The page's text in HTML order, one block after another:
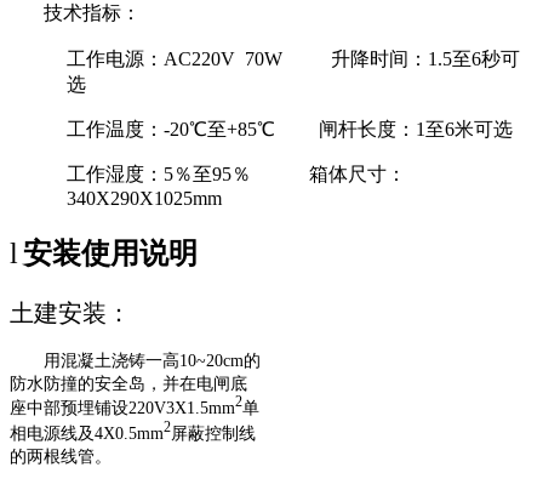
技术指标：
工作电源：AC220V 70W 升降时间：1.5至6秒可
选
工作温度：-20℃至+85℃ 闸杆长度：1至6米可选
工作湿度：5％至95％ 箱体尺寸：
340X290X1025mm
l 安装使用说明
土建安装：
用混凝土浇铸一高10~20cm的
防水防撞的安全岛，并在电闸底
座中部预埋铺设220V3X1.5mm2单
相电源线及4X0.5mm2屏蔽控制线
的两根线管。